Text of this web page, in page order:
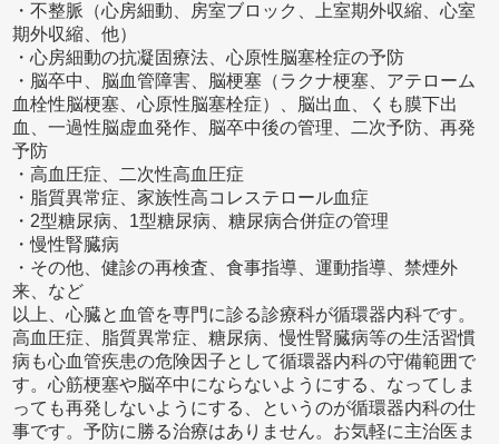
・不整脈（心房細動、房室ブロック、上室期外収縮、心室
期外収縮、他）
・心房細動の抗凝固療法、心原性脳塞栓症の予防
・脳卒中、脳血管障害、脳梗塞（ラクナ梗塞、アテローム
血栓性脳梗塞、心原性脳塞栓症）、脳出血、くも膜下出
血、一過性脳虚血発作、脳卒中後の管理、二次予防、再発
予防
・高血圧症、二次性高血圧症
・脂質異常症、家族性高コレステロール血症
・2型糖尿病、1型糖尿病、糖尿病合併症の管理
・慢性腎臓病
・その他、健診の再検査、食事指導、運動指導、禁煙外
来、など
以上、心臓と血管を専門に診る診療科が循環器内科です。
高血圧症、脂質異常症、糖尿病、慢性腎臓病等の生活習慣
病も心血管疾患の危険因子として循環器内科の守備範囲で
す。心筋梗塞や脳卒中にならないようにする、なってしま
っても再発しないようにする、というのが循環器内科の仕
事です。予防に勝る治療はありません。お気軽に主治医ま